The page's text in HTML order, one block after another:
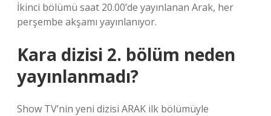
İkinci bölümü saat 20.00’de yayınlanan Arak, her
perşembe akşamı yayınlanıyor.
Kara dizisi 2. bölüm neden
yayınlanmadı?
Show TV’nin yeni dizisi ARAK ilk bölümüyle